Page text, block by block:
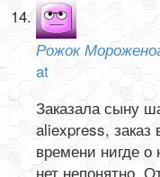
Рожок
at
Заказала сыну
aliexpress,
времени нигде о
нет непонятно.